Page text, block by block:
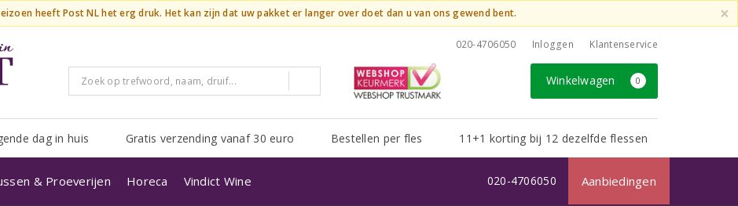
heeft Post NL het erg druk. Het kan zijn dat uw pakket er langer over doet dan u van ons gewend bent. ×
020-4706050 Inloggen Klantenservice
Winkelwagen 0
dag in huis Gratis verzending vanaf 30 euro Bestellen per fles 11+1 korting bij 12 dezelfde flessen
& Proeverijen Horeca Vindict Wine Aanbiedingen
020-4706050